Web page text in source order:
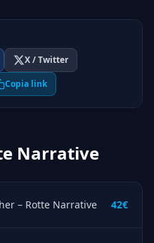
X / Twitter
Copia link
Narrative
– Rotte Narrative 42€